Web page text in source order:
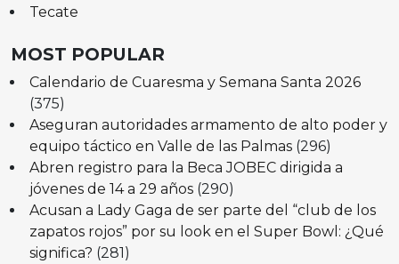
Tecate
MOST POPULAR
Calendario de Cuaresma y Semana Santa 2026
(375)
Aseguran autoridades armamento de alto poder y
equipo táctico en Valle de las Palmas (296)
Abren registro para la Beca JOBEC dirigida a
jóvenes de 14 a 29 años (290)
Acusan a Lady Gaga de ser parte del “club de los
zapatos rojos” por su look en el Super Bowl: ¿Qué
significa? (281)